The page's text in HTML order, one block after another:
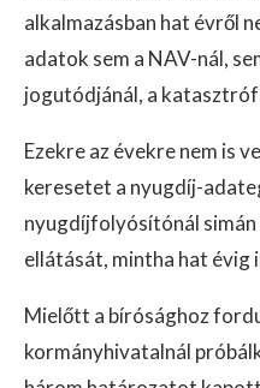
alkalmazásban hat évről
adatok sem a NAV-nál,
jogutódjánál, a
Ezekre az évekre nem is
keresetet a nyugdíj-
nyugdíjfolyósítónál
ellátását, mintha hat
Mielőtt a bírósághoz
kormányhivatalnál